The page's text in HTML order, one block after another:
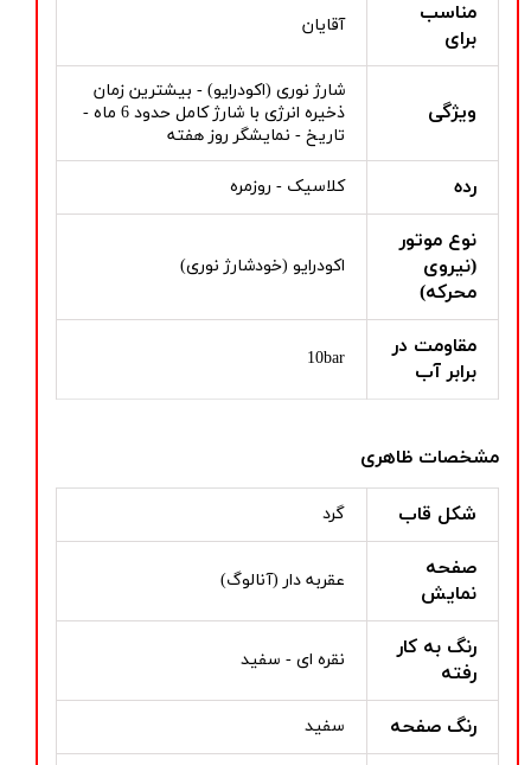
مناسب
برای
آقایان
ویژگی
شارژ نوری (اکودرایو) - بیشترین زمان
ذخیره انرژی با شارژ کامل حدود 6 ماه -
تاریخ - نمایشگر روز هفته
رده کلاسیک - روزمره
نوع موتور
(نیروی
محرکه)
اکودرایو (خودشارژ نوری)
مقاومت در
برابر آب
10bar
مشخصات ظاهری
شکل قاب گرد
صفحه
نمایش
عقربه دار (آنالوگ)
رنگ به کار
رفته
نقره ای - سفید
رنگ صفحه سفید